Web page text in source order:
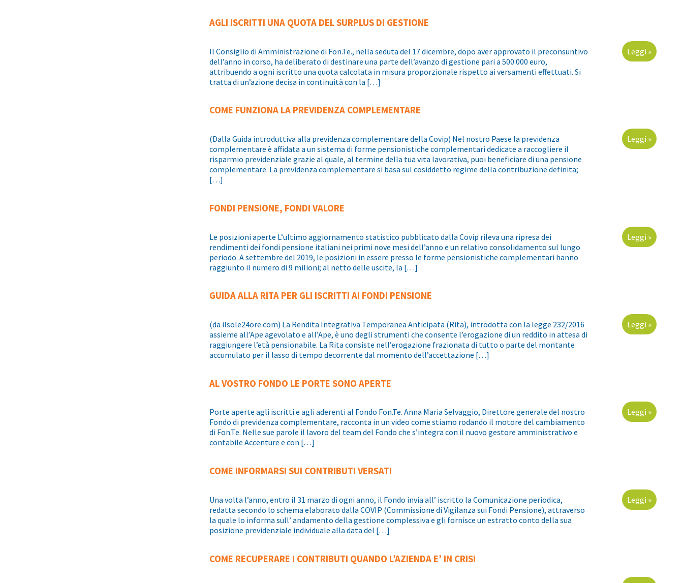
AGLI ISCRITTI UNA QUOTA DEL SURPLUS DI GESTIONE
Il Consiglio di Amministrazione di Fon.Te., nella seduta del 17 dicembre, dopo aver approvato il preconsuntivo
dell’anno in corso, ha deliberato di destinare una parte dell’avanzo di gestione pari a 500.000 euro,
attribuendo a ogni iscritto una quota calcolata in misura proporzionale rispetto ai versamenti effettuati. Si
tratta di un’azione decisa in continuità con la […]
Leggi »
COME FUNZIONA LA PREVIDENZA COMPLEMENTARE
(Dalla Guida introduttiva alla previdenza complementare della Covip) Nel nostro Paese la previdenza
complementare è affidata a un sistema di forme pensionistiche complementari dedicate a raccogliere il
risparmio previdenziale grazie al quale, al termine della tua vita lavorativa, puoi beneficiare di una pensione
complementare. La previdenza complementare si basa sul cosiddetto regime della contribuzione definita;
[…]
Leggi »
FONDI PENSIONE, FONDI VALORE
Le posizioni aperte L’ultimo aggiornamento statistico pubblicato dalla Covip rileva una ripresa dei
rendimenti dei fondi pensione italiani nei primi nove mesi dell’anno e un relativo consolidamento sul lungo
periodo. A settembre del 2019, le posizioni in essere presso le forme pensionistiche complementari hanno
raggiunto il numero di 9 milioni; al netto delle uscite, la […]
Leggi »
GUIDA ALLA RITA PER GLI ISCRITTI AI FONDI PENSIONE
(da ilsole24ore.com) La Rendita Integrativa Temporanea Anticipata (Rita), introdotta con la legge 232/2016
assieme all’Ape agevolato e all’Ape, è uno degli strumenti che consente l’erogazione di un reddito in attesa di
raggiungere l’età pensionabile. La Rita consiste nell’erogazione frazionata di tutto o parte del montante
accumulato per il lasso di tempo decorrente dal momento dell’accettazione […]
Leggi »
AL VOSTRO FONDO LE PORTE SONO APERTE
Porte aperte agli iscritti e agli aderenti al Fondo Fon.Te. Anna Maria Selvaggio, Direttore generale del nostro
Fondo di previdenza complementare, racconta in un video come stiamo rodando il motore del cambiamento
di Fon.Te. Nelle sue parole il lavoro del team del Fondo che s’integra con il nuovo gestore amministrativo e
contabile Accenture e con […]
Leggi »
COME INFORMARSI SUI CONTRIBUTI VERSATI
Una volta l’anno, entro il 31 marzo di ogni anno, il Fondo invia all’ iscritto la Comunicazione periodica,
redatta secondo lo schema elaborato dalla COVIP (Commissione di Vigilanza sui Fondi Pensione), attraverso
la quale lo informa sull’ andamento della gestione complessiva e gli fornisce un estratto conto della sua
posizione previdenziale individuale alla data del […]
Leggi »
COME RECUPERARE I CONTRIBUTI QUANDO L’AZIENDA E’ IN CRISI